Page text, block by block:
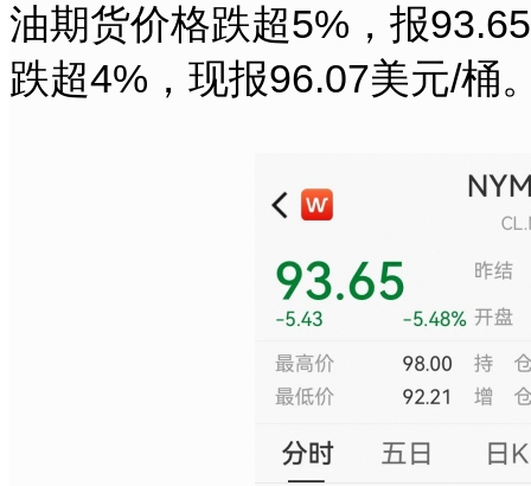
油期货价格跌超5%，报
跌超4%，现报96.07美元/桶